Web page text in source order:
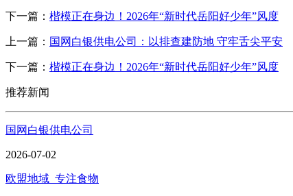
下一篇： 楷模正在身边！2026年“新时代岳阳好少年”风度
上一篇： 国网白银供电公司：以排查建防地 守牢舌尖平安
下一篇： 楷模正在身边！2026年“新时代岳阳好少年”风度
推荐新闻
国网白银供电公司
2026-07-02
欧盟地域_专注食物